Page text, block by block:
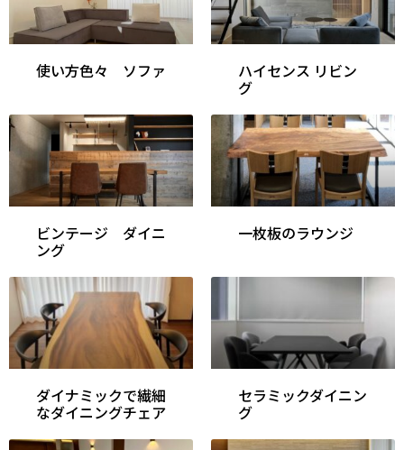
使い方色々 ソファ ハイセンス リビン
グ
ビンテージ ダイニ
ング
一枚板のラウンジ
ダイナミックで繊細
なダイニングチェア
セラミックダイニン
グ